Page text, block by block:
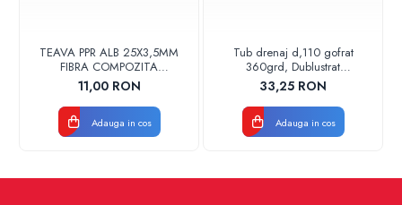
TEAVA PPR ALB 25X3,5MM
FIBRA COMPOZITA
10033025004
VALDUOTHERM VALROM
11,00 RON
Adauga in cos
Tub drenaj d,110 gofrat
360grd, Dublustrat
verde/negru 110152 Drainkit
33,25 RON
Adauga in cos